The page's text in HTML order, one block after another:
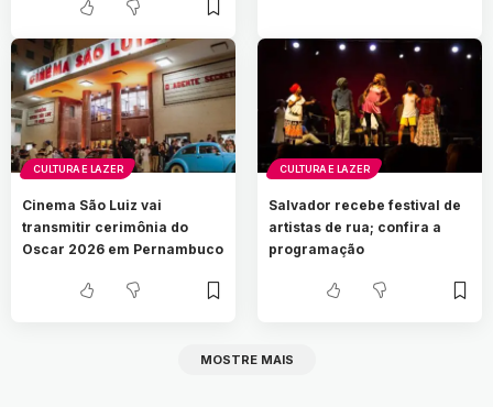
CULTURA E LAZER
Cinema São Luiz vai
transmitir cerimônia do
Oscar 2026 em Pernambuco
CULTURA E LAZER
Salvador recebe festival de
artistas de rua; confira a
programação
MOSTRE MAIS